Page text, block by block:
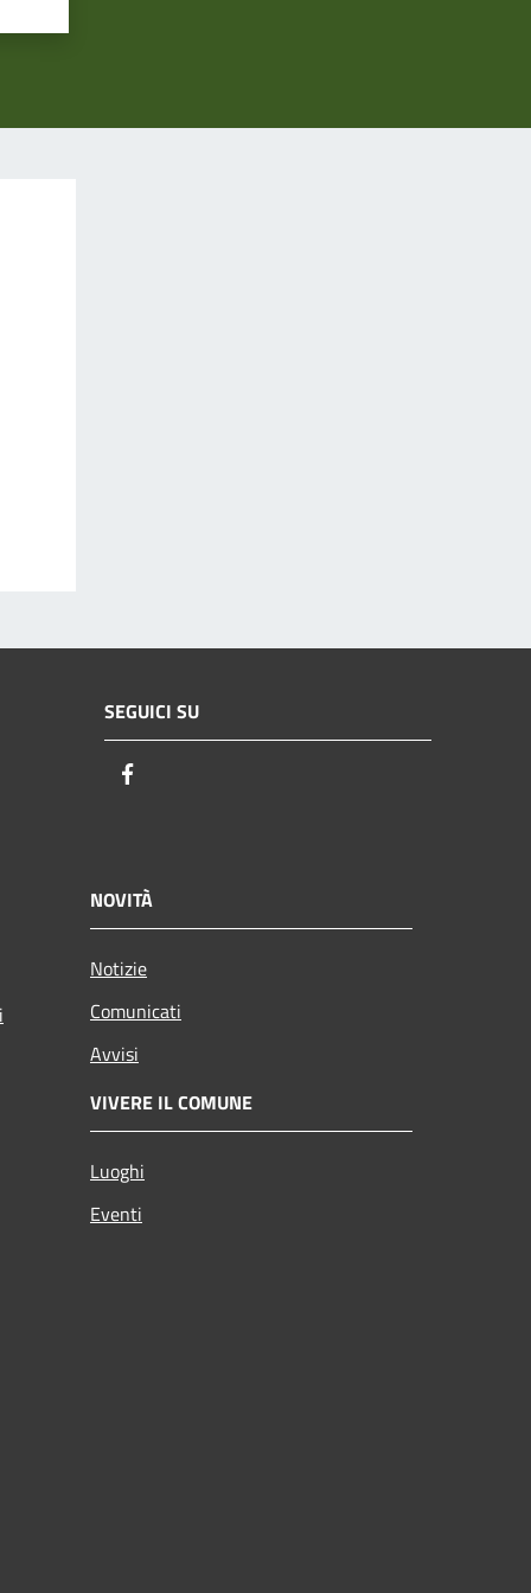
SEGUICI SU
NOVITÀ
Notizie
Comunicati
Avvisi
VIVERE IL COMUNE
Luoghi
Eventi